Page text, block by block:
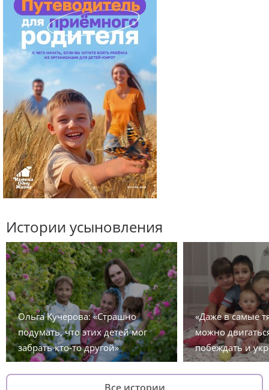
Истории усыновления
Ольга Кучерова: «Страшно
подумать, что этих детей мог
забрать кто-то другой»
«Даже в самые
можно
побеждать и